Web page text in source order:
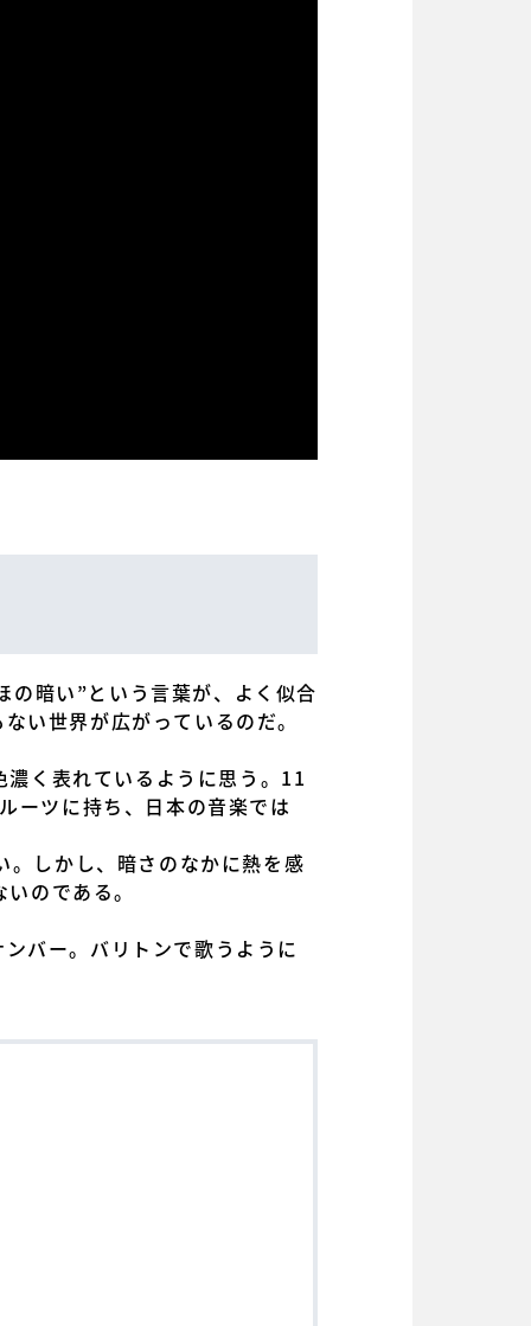
暗い”という言葉が、よく似合
い世界が広がっているのだ。
く表れているように思う。11
ーツに持ち、日本の音楽では
しかし、暗さのなかに熱を感
のである。
バー。バリトンで歌うように